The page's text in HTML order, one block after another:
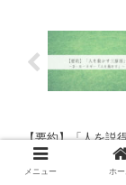
【要約】「人を説
まとめ
メニュー ホー